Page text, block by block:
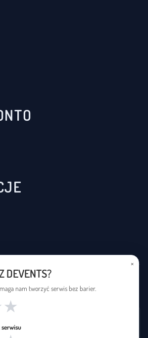
zapetleni.pl
×
DEVENTS?
nam tworzyć serwis bez barier.
★